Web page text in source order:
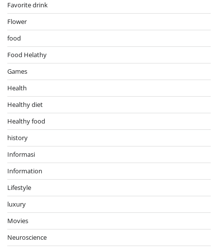
Favorite drink
Flower
food
Food Helathy
Games
Health
Healthy diet
Healthy food
history
Informasi
Information
Lifestyle
luxury
Movies
Neuroscience